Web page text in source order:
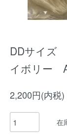
DDサイ
イボリー
2,200円(内税)
在